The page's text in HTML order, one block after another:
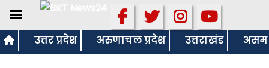
S
k
उत्तर प्रदेश अरुणाचल प्रदेश उत्तराखंड असम